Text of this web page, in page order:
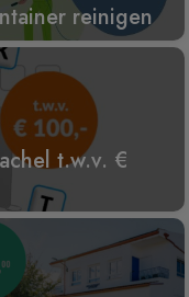
reinigen
t.w.v. €